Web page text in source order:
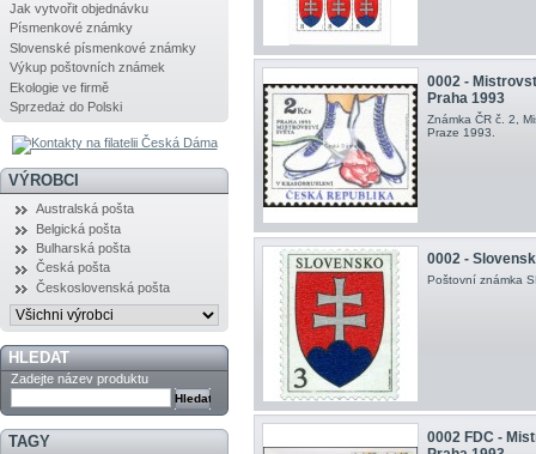
Jak vytvořit objednávku
Písmenkové známky
Slovenské písmenkové známky
Výkup poštovních známek
Ekologie ve firmě
Sprzedaż do Polski
VÝROBCI
Australská pošta
Belgická pošta
Bulharská pošta
Česká pošta
Československá pošta
HLEDAT
Zadejte název produktu
TAGY
0002 -
Praha 1993
Známka ČR č. 2,
Praze 1993.
0002 -
Poštovní známka
0002 FDC -